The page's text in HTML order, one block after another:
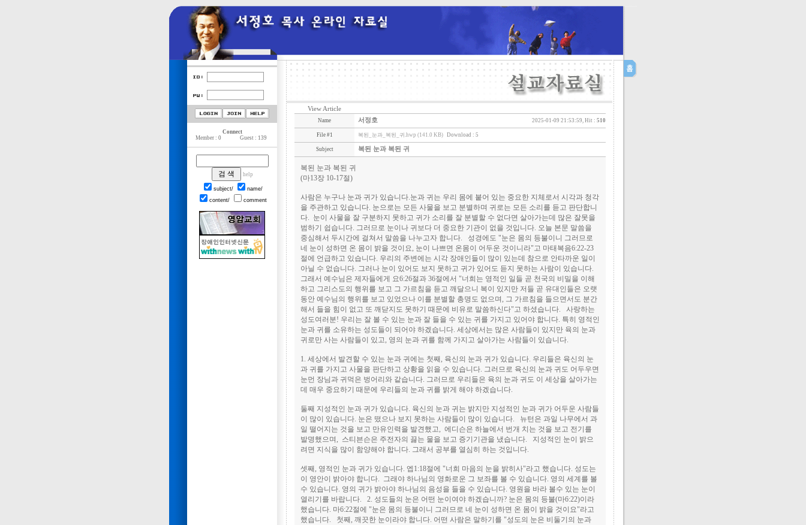
Connect
Member : 0
Guest : 139
help
subject/
name/
content/
comment
View Article
Name 서정호 2025-01-09 21:53:59, Hit : 510
File #1 복된_눈과_복된_귀.hwp (141.0 KB) Download : 5
Subject 복된 눈과 복된 귀
복된 눈과 복된 귀
(마13장 10-17절)
사람은 누구나 눈과 귀가 있습니다.눈과 귀는 우리 몸에 붙어 있는 중요한 지체로서 시각과 청각
을 주관하고 있습니다. 눈으로는 모든 사물을 보고 분별하며 귀로는 모든 소리를 듣고 판단합니
다. 눈이 사물을 잘 구분하지 못하고 귀가 소리를 잘 분별할 수 없다면 살아가는데 많은 잘못을
범하기 쉽습니다. 그러므로 눈이나 귀보다 더 중요한 기관이 없을 것입니다. 오늘 본문 말씀을
중심해서 두시간에 걸쳐서 말씀을 나누고자 합니다. 성경에도 "눈은 몸의 등불이니 그러므로
네 눈이 성하면 온 몸이 밝을 것이요, 눈이 나쁘면 온몸이 어두운 것이니라"고 마태복음6:22-23
절에 언급하고 있습니다. 우리의 주변에는 시각 장애인들이 많이 있는데 참으로 안타까운 일이
아닐 수 없습니다. 그러나 눈이 있어도 보지 못하고 귀가 있어도 듣지 못하는 사람이 있습니다.
그래서 예수님은 제자들에게 요6:26절과 36절에서 "너희는 영적인 일들 곧 천국의 비밀을 이해
하고 그리스도의 행위를 보고 그 가르침을 듣고 깨달으니 복이 있지만 저들 곧 유대인들은 오랫
동안 예수님의 행위를 보고 있었으나 이를 분별할 총명도 없으며, 그 가르침을 들으면서도 분간
해서 들을 힘이 없고 또 깨닫지도 못하기 때문에 비유로 말씀하신다"고 하셨습니다. 사랑하는
성도여러분! 우리는 잘 볼 수 있는 눈과 잘 들을 수 있는 귀를 가지고 있어야 합니다. 특히 영적인
눈과 귀를 소유하는 성도들이 되어야 하겠습니다. 세상에서는 많은 사람들이 있지만 육의 눈과
귀로만 사는 사람들이 있고, 영의 눈과 귀를 함께 가지고 살아가는 사람들이 있습니다.
1. 세상에서 발견할 수 있는 눈과 귀에는 첫째, 육신의 눈과 귀가 있습니다. 우리들은 육신의 눈
과 귀를 가지고 사물을 판단하고 상황을 읽을 수 있습니다. 그러므로 육신의 눈과 귀도 어두우면
눈먼 장님과 귀먹은 벙어리와 같습니다. 그러므로 우리들은 육의 눈과 귀도 이 세상을 살아가는
데 매우 중요하기 때문에 우리들의 눈과 귀를 밝게 해야 하겠습니다.
둘째 지성적인 눈과 귀가 있습니다. 육신의 눈과 귀는 밝지만 지성적인 눈과 귀가 어두운 사람들
이 많이 있습니다. 눈은 떴으나 보지 못하는 사람들이 많이 있습니다. 뉴턴은 과일 나무에서 과
일 떨어지는 것을 보고 만유인력을 발견했고, 에디슨은 하늘에서 번개 치는 것을 보고 전기를
발명했으며, 스티븐슨은 주전자의 끓는 물을 보고 증기기관을 냈습니다. 지성적인 눈이 밝으
려면 지식을 많이 함양해야 합니다. 그래서 공부를 열심히 하는 것입니다.
셋째, 영적인 눈과 귀가 있습니다. 엡1:18절에 "너희 마음의 눈을 밝히사"라고 했습니다. 성도는
이 영안이 밝아야 합니다. 그래야 하나님의 영화로운 그 보좌를 볼 수 있습니다. 영의 세계를 볼
수 있습니다. 영의 귀가 밝아야 하나님의 음성을 들을 수 있습니다. 영원을 바라 볼수 있는 눈이
열리기를 바랍니다. 2. 성도들의 눈은 어떤 눈이여야 하겠습니까? 눈은 몸의 등불(마6:22)이라
했습니다. 마6:22절에 "눈은 몸의 등불이니 그러므로 네 눈이 성하면 온 몸이 밝을 것이요"라고
했습니다. 첫째, 깨끗한 눈이라야 합니다. 어떤 사람은 말하기를 "성도의 눈은 비둘기의 눈과